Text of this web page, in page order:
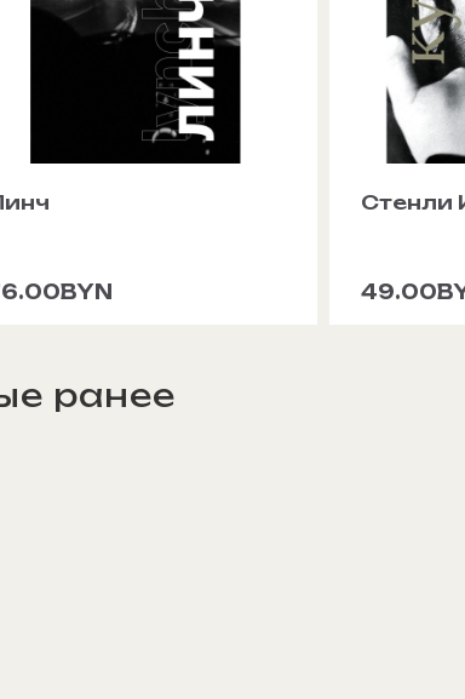
Стенли
ранее